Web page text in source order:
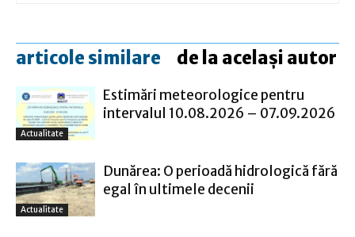
articole similare de la același autor
Actualitate
Estimări meteorologice pentru
intervalul 10.08.2026 – 07.09.2026
Actualitate
Dunărea: O perioadă hidrologică fără
egal în ultimele decenii